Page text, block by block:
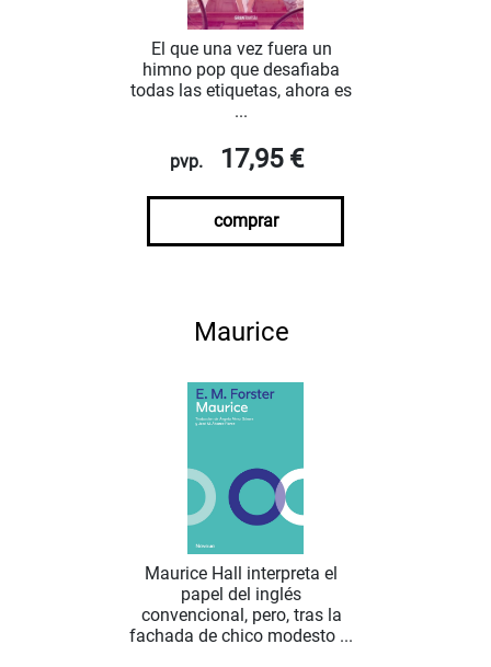
El que una vez fuera un
himno pop que desafiaba
todas las etiquetas, ahora es
...
pvp. 17,95 €
comprar
Maurice
Maurice Hall interpreta el
papel del inglés
convencional, pero, tras la
fachada de chico modesto ...